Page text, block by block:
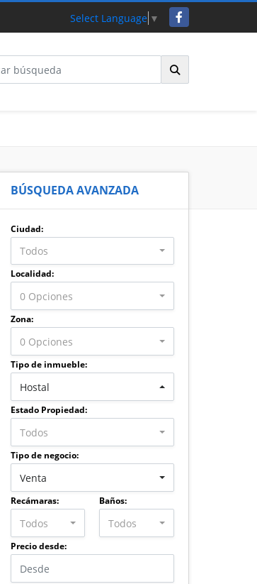
Select Language ▼ Facebook
BÚSQUEDA AVANZADA
Ciudad:
Todos
Localidad:
0 Opciones
Zona:
0 Opciones
Tipo de inmueble:
Hostal
Estado Propiedad:
Todos
Tipo de negocio:
Venta
Recámaras:
Todos
Baños:
Todos
Precio desde: